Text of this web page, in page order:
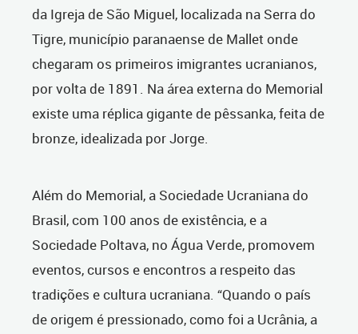
da Igreja de São Miguel, localizada na Serra do
Tigre, município paranaense de Mallet onde
chegaram os primeiros imigrantes ucranianos,
por volta de 1891. Na área externa do Memorial
existe uma réplica gigante de pêssanka, feita de
bronze, idealizada por Jorge.
Além do Memorial, a Sociedade Ucraniana do
Brasil, com 100 anos de existência, e a
Sociedade Poltava, no Água Verde, promovem
eventos, cursos e encontros a respeito das
tradições e cultura ucraniana. “Quando o país
de origem é pressionado, como foi a Ucrânia, a